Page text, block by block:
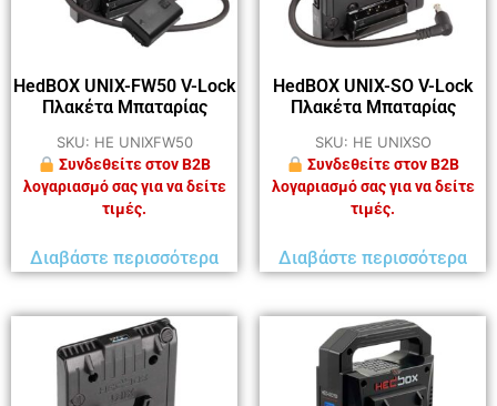
HedBOX UNIX-FW50 V-Lock
Πλακέτα Μπαταρίας
SKU: HE UNIXFW50
Συνδεθείτε στον B2B
λογαριασμό σας για να δείτε
τιμές.
Διαβάστε περισσότερα
HedBOX UNIX-SO V-Lock
Πλακέτα Μπαταρίας
SKU: HE UNIXSO
Συνδεθείτε στον B2B
λογαριασμό σας για να δείτε
τιμές.
Διαβάστε περισσότερα